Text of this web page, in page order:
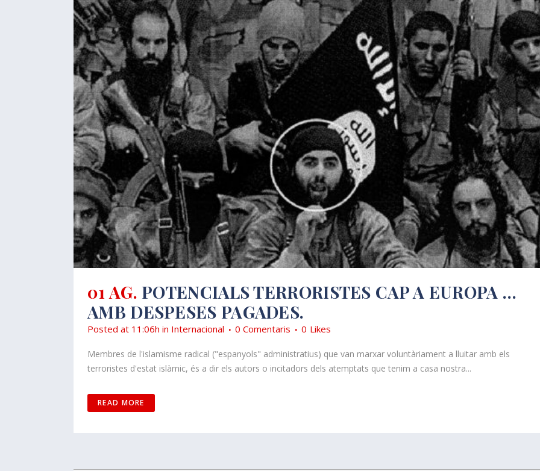
01 AG. POTENCIALS TERRORISTES CAP A EUROPA …
AMB DESPESES PAGADES.
Posted at 11:06h in Internacional 0 Comentaris 0 Likes
Membres de l'islamisme radical ("espanyols" administratius) que van marxar voluntàriament a lluitar amb els
terroristes d'estat islàmic, és a dir els autors o incitadors dels atemptats que tenim a casa nostra...
READ MORE